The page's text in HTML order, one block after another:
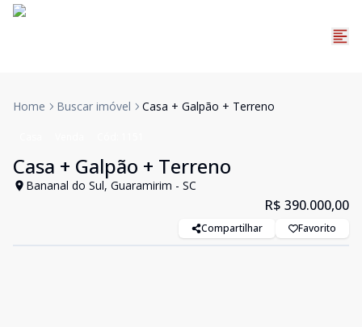
Home Buscar imóvel Casa + Galpão + Terreno
Casa + Galpão + Terreno
Bananal do Sul, Guaramirim - SC
R$ 390.000,00
Compartilhar Favorito